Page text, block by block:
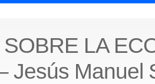
LA
Jesús Manuel